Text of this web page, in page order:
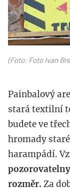
(Foto: Foto Ivan
Painbalový
stará textilní
budete ve
hromady
harampádí.
rozměr. Za